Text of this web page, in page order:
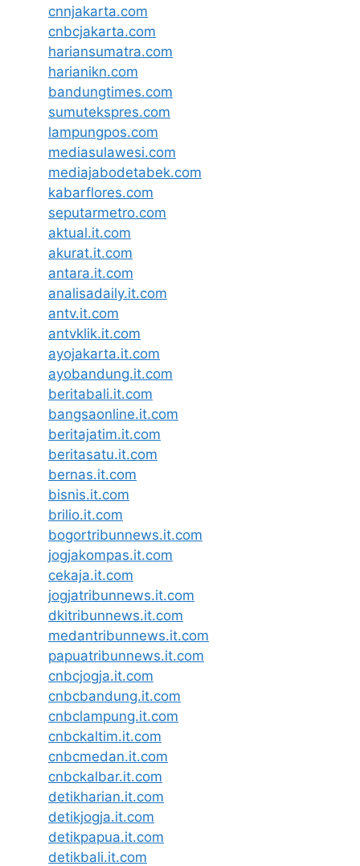
cnnjakarta.com
cnbcjakarta.com
hariansumatra.com
harianikn.com
bandungtimes.com
sumutekspres.com
lampungpos.com
mediasulawesi.com
mediajabodetabek.com
kabarflores.com
seputarmetro.com
aktual.it.com
akurat.it.com
antara.it.com
analisadaily.it.com
antv.it.com
antvklik.it.com
ayojakarta.it.com
ayobandung.it.com
beritabali.it.com
bangsaonline.it.com
beritajatim.it.com
beritasatu.it.com
bernas.it.com
bisnis.it.com
brilio.it.com
bogortribunnews.it.com
jogjakompas.it.com
cekaja.it.com
jogjatribunnews.it.com
dkitribunnews.it.com
medantribunnews.it.com
papuatribunnews.it.com
cnbcjogja.it.com
cnbcbandung.it.com
cnbclampung.it.com
cnbckaltim.it.com
cnbcmedan.it.com
cnbckalbar.it.com
detikharian.it.com
detikjogja.it.com
detikpapua.it.com
detikbali.it.com